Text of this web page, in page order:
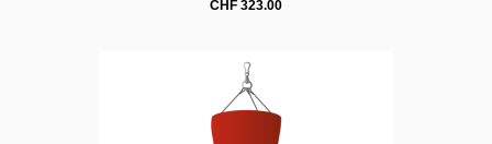
CHF 323.00